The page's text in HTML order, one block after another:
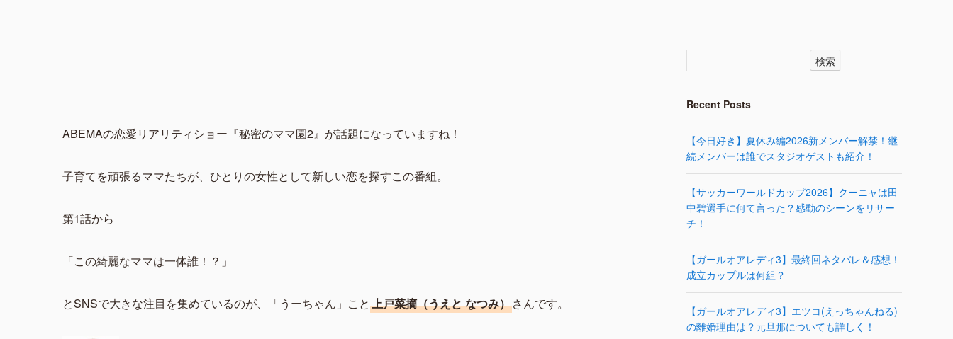
ABEMAの恋愛リアリティショー『秘密のママ園2』が話題になっていますね！
子育てを頑張るママたちが、ひとりの女性として新しい恋を探すこの番組。
第1話から
「この綺麗なママは一体誰！？」
とSNSで大きな注目を集めているのが、「うーちゃん」こと 上戸菜摘（うえと なつみ）さんです。
検索
Recent Posts
【今日好き】夏休み編2026新メンバー解禁！継
続メンバーは誰でスタジオゲストも紹介！
【サッカーワールドカップ2026】クーニャは田
中碧選手に何て言った？感動のシーンをリサー
チ！
【ガールオアレディ3】最終回ネタバレ＆感想！
成立カップルは何組？
【ガールオアレディ3】エツコ(えっちゃんねる)
の離婚理由は？元旦那についても詳しく！